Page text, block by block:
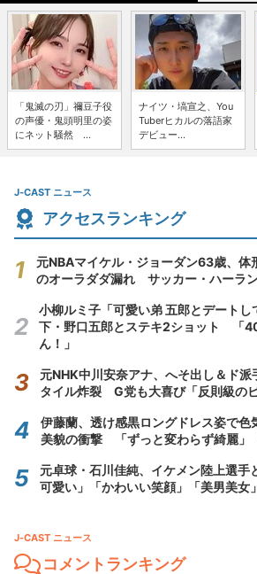
「鬼滅の刃」禰豆子役
の声優・鬼頭明里の姿
にネット騒然 ...
ナイツ・塙宣之、You
Tuberヒカルの落語家
デビュー...
J-CAST ニュース
アクセスランキング
元NBAマイケル・ジョーダン63歳、体
のオーラダダ漏れ サッカー・ハーラ
小柳ルミ子「可愛い弟 五郎とデート
下・野口五郎とステキ2ショット 「
ん！」
元NHK中川安奈アナ、へそ出し＆ド派
タイル炸裂 G党も大喜び「反則級のビ
伊藤蘭、透け感黒ロングドレス姿で色
美貌の衝撃 「ずっと変わらず綺麗」
元卓球・石川佳純、イケメン陸上選
可愛い」「かわいい笑顔」「美男美女
J-CAST ニュース
コメントランキング